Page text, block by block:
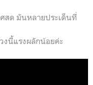
สด มันหลายประเด็นที่
งนี้แรงผลักน้อยค่ะ